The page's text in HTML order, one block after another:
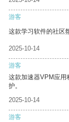
游客
这款学习软件的社区
2025-10-14
游客
这款加速器VPM应用
护。
2025-10-14
游客